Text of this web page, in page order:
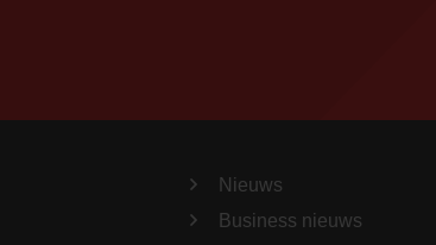
Nieuws
Business nieuws